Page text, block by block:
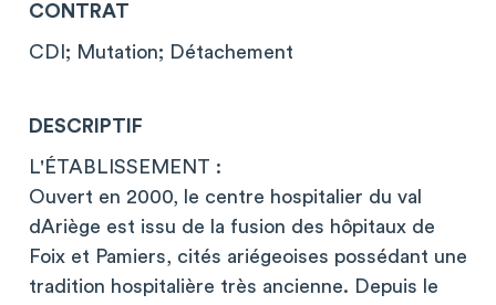
CONTRAT
CDI; Mutation; Détachement
DESCRIPTIF
L'ÉTABLISSEMENT :
Ouvert en 2000, le centre hospitalier du val
dAriège est issu de la fusion des hôpitaux de
Foix et Pamiers, cités ariégeoises possédant une
tradition hospitalière très ancienne. Depuis le